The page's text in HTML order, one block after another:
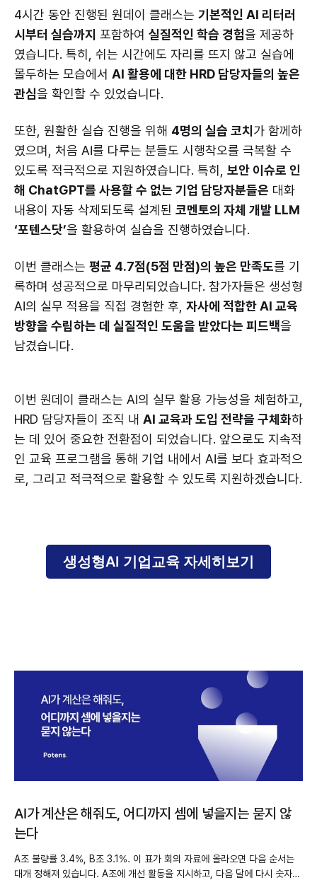
4시간 동안 진행된 원데이 클래스는 기본적인 AI 리터러
시부터 실습까지 포함하여 실질적인 학습 경험을 제공하
였습니다. 특히, 쉬는 시간에도 자리를 뜨지 않고 실습에
몰두하는 모습에서 AI 활용에 대한 HRD 담당자들의 높은
관심을 확인할 수 있었습니다.
또한, 원활한 실습 진행을 위해 4명의 실습 코치 가 함께하
였으며, 처음 AI를 다루는 분들도 시행착오를 극복할 수
있도록 적극적으로 지원하였습니다. 특히, 보안 이슈로 인
해 ChatGPT를 사용할 수 없는 기업 담당자분들은 대화
내용이 자동 삭제되도록 설계된 코멘토의 자체 개발 LLM
‘포텐스닷’을 활용하여 실습을 진행하였습니다.
이번 클래스는 평균 4.7점(5점 만점)의 높은 만족도를 기
록하며 성공적으로 마무리되었습니다. 참가자들은 생성형
AI의 실무 적용을 직접 경험한 후, 자사에 적합한 AI 교육
방향을 수립하는 데 실질적인 도움을 받았다는 피드백을
남겼습니다.
이번 원데이 클래스는 AI의 실무 활용 가능성을 체험하고,
HRD 담당자들이 조직 내 AI 교육과 도입 전략을 구체화하
는 데 있어 중요한 전환점이 되었습니다. 앞으로도 지속적
인 교육 프로그램을 통해 기업 내에서 AI를 보다 효과적으
로, 그리고 적극적으로 활용할 수 있도록 지원하겠습니다.
생성형AI 기업교육 자세히보기
AI가 계산은 해줘도, 어디까지 셈에 넣을지는 묻지 않
는다
A조 불량률 3.4%, B조 3.1%. 이 표가 회의 자료에 올라오면 다음 순서는
대개 정해져 있습니다. A조에 개선 활동을 지시하고, 다음 달에 다시 숫자를